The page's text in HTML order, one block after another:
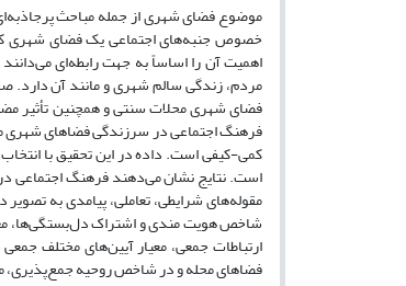
موضوع فضای شهری از جمله مباحث
خصوص جنبه‌های اجتماعی یک فضای شهری
اهمیت آن را اساساً به جهت رابطه‌ای
مردم، زندگی سالم شهری و مانند آن دارد.
فضای شهری محلات سنتی و همچنین تأثیر
است. نتایج نشان می‌دهند فرهنگ اجتماعی
مقوله‌های شرایطی، تعاملی، پیامدی به
شاخص هویت مندی و اشتراک دل‌بستگی‌ها،
ارتباطات جمعی، معیار آیین‌های مختلف
فضاهای محله و در شاخص روحیه جمع‌پذیری،